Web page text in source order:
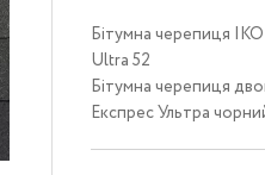
Бітумна черепиця
Ultra 52
Бітумна черепиця
Експрес Ультра